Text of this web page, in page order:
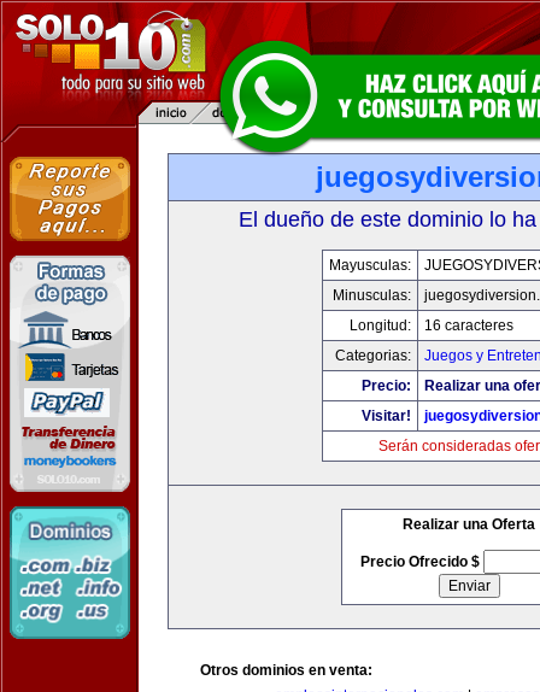
El dueño de este dominio lo
Mayusculas:
Minusculas:
Longitud:
16 caracteres
Categorias:
Juegos y
Precio:
Realizar una
Visitar!
Serán consideradas
Realizar una Oferta
Precio Ofrecido $
Otros dominios en venta: